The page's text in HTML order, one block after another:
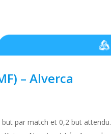
– Alverca
par match et 0,2 but